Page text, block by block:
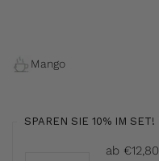
Mango
SPAREN SIE 10% IM SET!
ab €12,80